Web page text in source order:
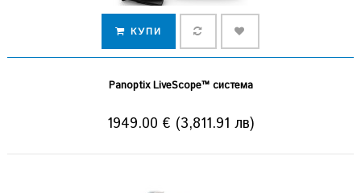
КУПИ
Panoptix LiveScope™ система
1949.00 € (3,811.91 лв)